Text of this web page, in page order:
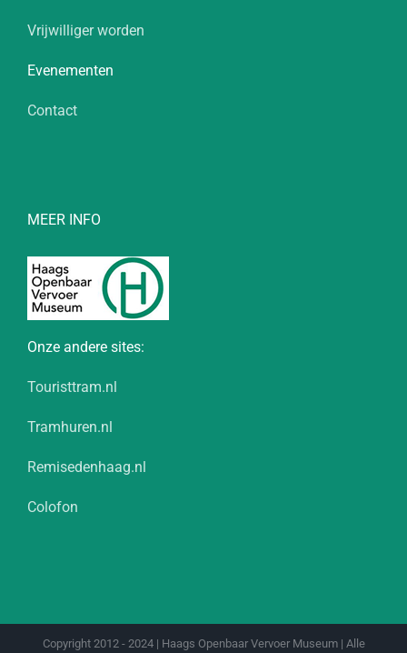
Vrijwilliger worden
Evenementen
Contact
MEER INFO
Onze andere sites:
Touristtram.nl
Tramhuren.nl
Remisedenhaag.nl
Colofon
Copyright 2012 - 2024 | Haags Openbaar Vervoer Museum | Alle